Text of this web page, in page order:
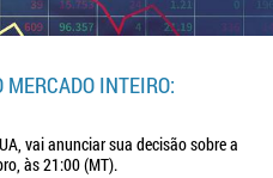
MERCADO INTEIRO:
vai anunciar sua decisão sobre a
às 21:00 (MT).